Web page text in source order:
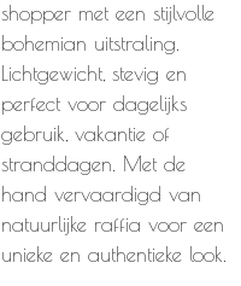
shopper met een stijlvolle
bohemian uitstraling.
Lichtgewicht, stevig en
perfect voor dagelijks
gebruik, vakantie of
stranddagen. Met de
hand vervaardigd van
natuurlijke raffia voor een
unieke en authentieke look.